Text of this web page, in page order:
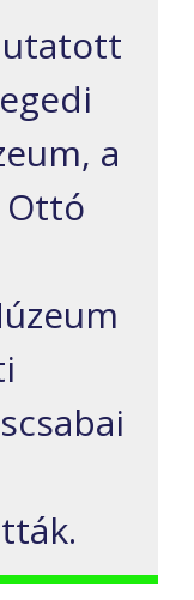
a
Ottó